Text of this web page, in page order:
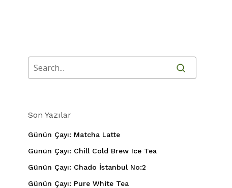
Son Yazılar
Günün Çayı: Matcha Latte
Günün Çayı: Chill Cold Brew Ice Tea
Günün Çayı: Chado İstanbul No:2
Günün Çayı: Pure White Tea